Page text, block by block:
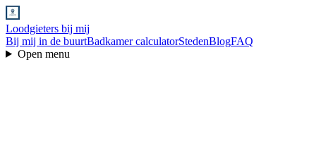
Loodgieters bij mij
Bij mij in de buurtBadkamer calculatorStedenBlogFAQ
Open menu